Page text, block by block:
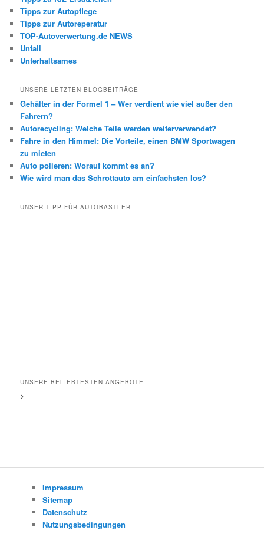
Tipps zur Autopflege
Tipps zur Autoreperatur
TOP-Autoverwertung.de NEWS
Unfall
Unterhaltsames
UNSERE LETZTEN BLOGBEITRÄGE
Gehälter in der Formel 1 – Wer verdient wie viel außer den
Fahrern?
Autorecycling: Welche Teile werden weiterverwendet?
Fahre in den Himmel: Die Vorteile, einen BMW Sportwagen
zu mieten
Auto polieren: Worauf kommt es an?
Wie wird man das Schrottauto am einfachsten los?
UNSER TIPP FÜR AUTOBASTLER
UNSERE BELIEBTESTEN ANGEBOTE
>
Impressum
Sitemap
Datenschutz
Nutzungsbedingungen